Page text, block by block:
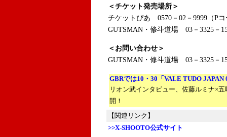
＜チケット発売場所＞
チケットぴあ 0570－02－9999（Pコ
GUTSMAN・修斗道場 03－3325－
＜お問い合わせ＞
GUTSMAN・修斗道場 03－3325－
GBRでは10・30「VALE TUDO JAPAN
リオン武インタビュー、佐藤ルミナ×
開！
【関連リンク】
>>X-SHOOTO公式サイト